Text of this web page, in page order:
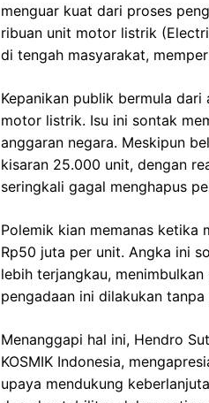
menguar kuat dari proses
ribuan unit motor listrik
di tengah masyarakat,
Kepanikan publik bermula
motor listrik. Isu ini sontak
anggaran negara. Meskipun
kisaran 25.000 unit, dengan
seringkali gagal menghapus
Polemik kian memanas ketika
Rp50 juta per unit. Angka ini
lebih terjangkau,
pengadaan ini dilakukan
Menanggapi hal ini, Hendro
KOSMIK Indonesia,
upaya mendukung